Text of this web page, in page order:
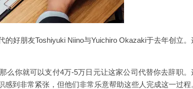
好朋友Toshiyuki Niino与Yuichiro Okazaki于去年创立。
么你就可以支付4万-5万日元让这家公司代替你去辞职。
到非常紧张，但他们非常乐意帮助这些人完成这一过程